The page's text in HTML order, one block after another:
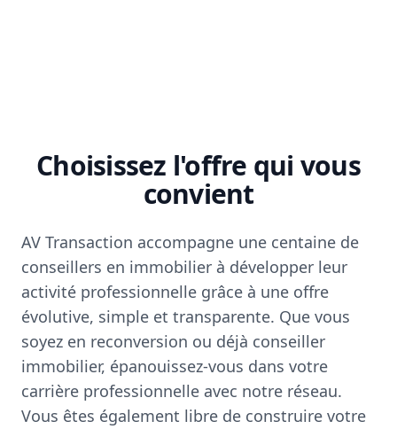
Choisissez l'offre qui vous
convient
AV Transaction accompagne une centaine de
conseillers en immobilier à développer leur
activité professionnelle grâce à une offre
évolutive, simple et transparente. Que vous
soyez en reconversion ou déjà conseiller
immobilier, épanouissez-vous dans votre
carrière professionnelle avec notre réseau.
Vous êtes également libre de construire votre